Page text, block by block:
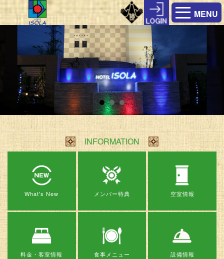
MENU
INFORMATION
What's New メンバー特典 空室情報
料金・客室情報 食事メニュー 設備情報